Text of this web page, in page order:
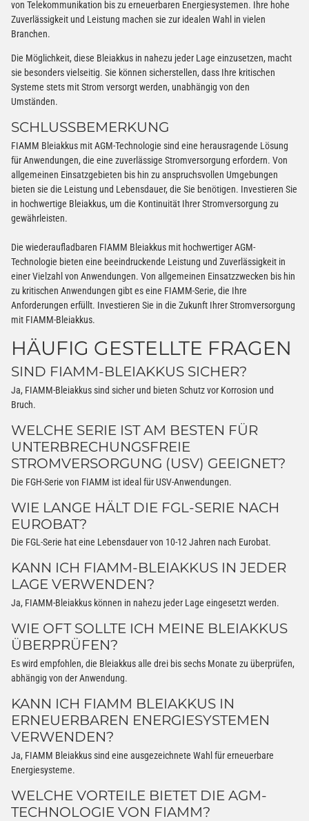
von Telekommunikation bis zu erneuerbaren Energiesystemen. Ihre hohe
Zuverlässigkeit und Leistung machen sie zur idealen Wahl in vielen
Branchen.
Die Möglichkeit, diese Bleiakkus in nahezu jeder Lage einzusetzen, macht
sie besonders vielseitig. Sie können sicherstellen, dass Ihre kritischen
Systeme stets mit Strom versorgt werden, unabhängig von den
Umständen.
SCHLUSSBEMERKUNG
FIAMM Bleiakkus mit AGM-Technologie sind eine herausragende Lösung
für Anwendungen, die eine zuverlässige Stromversorgung erfordern. Von
allgemeinen Einsatzgebieten bis hin zu anspruchsvollen Umgebungen
bieten sie die Leistung und Lebensdauer, die Sie benötigen. Investieren Sie
in hochwertige Bleiakkus, um die Kontinuität Ihrer Stromversorgung zu
gewährleisten.
Die wiederaufladbaren FIAMM Bleiakkus mit hochwertiger AGM-
Technologie bieten eine beeindruckende Leistung und Zuverlässigkeit in
einer Vielzahl von Anwendungen. Von allgemeinen Einsatzzwecken bis hin
zu kritischen Anwendungen gibt es eine FIAMM-Serie, die Ihre
Anforderungen erfüllt. Investieren Sie in die Zukunft Ihrer Stromversorgung
mit FIAMM-Bleiakkus.
HÄUFIG GESTELLTE FRAGEN
SIND FIAMM-BLEIAKKUS SICHER?
Ja, FIAMM-Bleiakkus sind sicher und bieten Schutz vor Korrosion und
Bruch.
WELCHE SERIE IST AM BESTEN FÜR
UNTERBRECHUNGSFREIE
STROMVERSORGUNG (USV) GEEIGNET?
Die FGH-Serie von FIAMM ist ideal für USV-Anwendungen.
WIE LANGE HÄLT DIE FGL-SERIE NACH
EUROBAT?
Die FGL-Serie hat eine Lebensdauer von 10-12 Jahren nach Eurobat.
KANN ICH FIAMM-BLEIAKKUS IN JEDER
LAGE VERWENDEN?
Ja, FIAMM-Bleiakkus können in nahezu jeder Lage eingesetzt werden.
WIE OFT SOLLTE ICH MEINE BLEIAKKUS
ÜBERPRÜFEN?
Es wird empfohlen, die Bleiakkus alle drei bis sechs Monate zu überprüfen,
abhängig von der Anwendung.
KANN ICH FIAMM BLEIAKKUS IN
ERNEUERBAREN ENERGIESYSTEMEN
VERWENDEN?
Ja, FIAMM Bleiakkus sind eine ausgezeichnete Wahl für erneuerbare
Energiesysteme.
WELCHE VORTEILE BIETET DIE AGM-
TECHNOLOGIE VON FIAMM?